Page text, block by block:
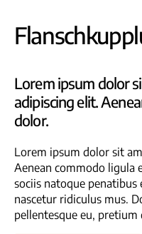
Lorem ipsum dolor
adipiscing elit.
dolor.
Lorem ipsum dolor sit
Aenean commodo ligula
sociis natoque
nascetur ridiculus mus.
pellentesque eu, pretium